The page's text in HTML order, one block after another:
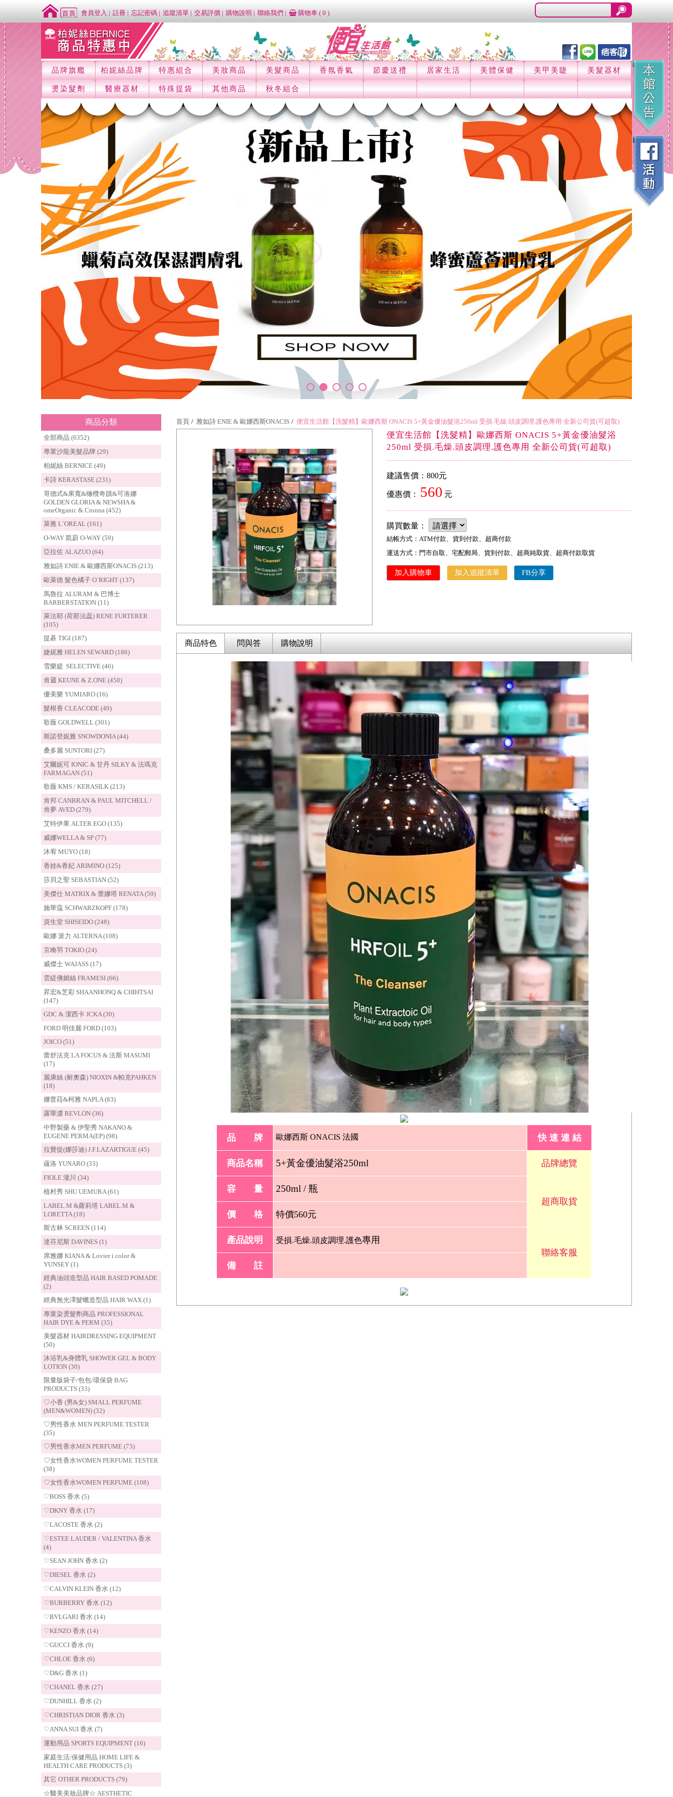
會員登入 註冊 忘記密碼 追蹤清單 交易評價 購物說明 聯絡我們 購物車 ( 0 )
品牌旗艦 柏妮絲品牌 特惠組合 美妝商品 美髮商品 香氛香氣 節慶送禮 居家生活 美體保健 美甲美睫 美髮器材
燙染髮劑 醫療器材 特殊提袋 其他商品 秋冬組合
商品分類
全部商品 (6352)
專業沙龍美髮品牌 (29)
柏妮絲 BERNICE (49)
卡詩 KERASTASE (231)
哥德式&果寬&橄欖奇蹟&可洛娜
GOLDEN GLORIA & NEWSHA &
omeOrganic & Cronna (452)
萊雅 L`OREAL (161)
O-WAY 凱蔚 O-WAY (59)
亞拉佐 ALAZUO (64)
雅如詩 ENIE & 歐娜西斯ONACIS (213)
歐萊德 髮色橘子 O`RIGHT (137)
馬魯拉 ALURAM & 巴博士
BARBERSTATION (11)
萊法耶 (荷那法蕊) RENE FURTERER
(105)
提碁 TIGI (187)
婕妮雅 HELEN SEWARD (186)
雪樂媞 SELECTIVE (46)
肯葳 KEUNE & Z.ONE (458)
優美樂 YUMIARO (16)
髮根香 CLEACODE (49)
歌薇 GOLDWELL (301)
斯諾登妮雅 SNOWDONIA (44)
桑多麗 SUNTORI (27)
艾爾妮可 IONIC & 甘丹 SILKY & 法瑪克
FARMAGAN (51)
歌薇 KMS / KERASILK (213)
肯邦 CANBRAN & PAUL MITCHELL /
肯夢 AVED (279)
艾特伊果 ALTER EGO (135)
威娜WELLA & SP (77)
沐宥 MUYO (18)
香娃&香妃 ARIMINO (125)
莎貝之聖 SEBASTIAN (52)
美傑仕 MATRIX & 蕾娜塔 RENATA (59)
施華蔻 SCHWARZKOPF (178)
資生堂 SHISEIDO (248)
歐娜 派力 ALTERNA (108)
京喚羽 TOKIO (24)
威傑士 WAJASS (17)
雲緹佛媚絲 FRAMESI (66)
昇宏&芝彩 SHAANHONQ & CHIHTSAI
(147)
GDC & 潔西卡 JCKA (30)
FORD 明佳麗 FORD (103)
JOICO (51)
蕾舒法克 LA FOCUS & 法斯 MASUMI
(17)
麗康絲 (耐奧森) NIOXIN &帕克PAHKEN
(18)
娜普菈&柯雅 NAPLA (83)
露華濃 REVLON (36)
中野製藥 & 伊聖秀 NAKANO &
EUGENE PERMA(EP) (98)
拉贊提(娜莎迪) J.F.LAZARTIGUE (45)
蘊洛 YUNARO (33)
FIOLE 瀧川 (34)
植村秀 SHU UEMURA (61)
LABEL.M &蘿莉塔 LABEL.M &
LORETTA (18)
斯古林 SCREEN (114)
達芬尼斯 DAVINES (1)
席雅娜 KIANA & Lovier i color &
YUNSEY (1)
經典油頭造型品 HAIR BASED POMADE
(2)
經典無光澤髮蠟造型品 HAIR WAX (1)
專業染燙髮劑商品 PROFESSIONAL
HAIR DYE & PERM (35)
美髮器材 HAIRDRESSING EQUIPMENT
(50)
沐浴乳&身體乳 SHOWER GEL & BODY
LOTION (30)
限量版袋子/包包/環保袋 BAG
PRODUCTS (33)
♡小香 (男&女) SMALL PERFUME
(MEN&WOMEN) (32)
♡男性香水 MEN PERFUME TESTER
(35)
♡男性香水MEN PERFUME (73)
♡女性香水WOMEN PERFUME TESTER
(38)
♡女性香水WOMEN PERFUME (108)
♡BOSS 香水 (5)
♡DKNY 香水 (17)
♡LACOSTE 香水 (2)
♡ESTEE LAUDER / VALENTINA 香水
(4)
♡SEAN JOHN 香水 (2)
♡DIESEL 香水 (2)
♡CALVIN KLEIN 香水 (12)
♡BURBERRY 香水 (12)
♡BVLGARI 香水 (14)
♡KENZO 香水 (14)
♡GUCCI 香水 (9)
♡CHLOE 香水 (6)
♡D&G 香水 (1)
♡CHANEL 香水 (27)
♡DUNHILL 香水 (2)
♡CHRISTIAN DIOR 香水 (3)
♡ANNA SUI 香水 (7)
運動用品 SPORTS EQUIPMENT (16)
家庭生活/保健用品 HOME LIFE &
HEALTH CARE PRODUCTS (3)
其它 OTHER PRODUCTS (79)
☆醫美美妝品牌☆ AESTHETIC
首頁 雅如詩 ENIE & 歐娜西斯ONACIS 便宜生活館【洗髮精】歐娜西斯 ONACIS 5+黃金優油髮浴250ml 受損.毛燥.頭皮調理.護色專用 全新公司貨(可超取)
便宜生活館【洗髮精】歐娜西斯 ONACIS 5+黃金優油髮浴
250ml 受損.毛燥.頭皮調理.護色專用 全新公司貨(可超取)
建議售價：800元
優惠價： 560 元
購買數量：
結帳方式： ATM付款、貨到付款、超商付款
運送方式： 門市自取、宅配郵局、貨到付款、超商純取貨、超商付款取貨
加入追蹤清單 FB分享
商品特色 問與答 購物說明
品 牌 歐娜西斯 ONACIS 法國 快 速 連 結
商品名稱 5+黃金優油髮浴250ml 品牌總覽
容 量 250ml / 瓶
超商取貨
價 格
特價560元
產品說明 受損.毛燥.頭皮調理.護色專用
聯絡客服
備 註